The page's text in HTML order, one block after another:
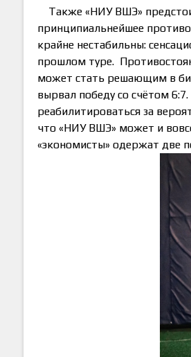
Также «НИУ ВШЭ»
принципиальнейшее
крайне нестабильны:
прошлом туре.
может стать решающим в
вырвал победу со счётом
реабилитироваться за
что «НИУ ВШЭ» может и
«экономисты» одержат две